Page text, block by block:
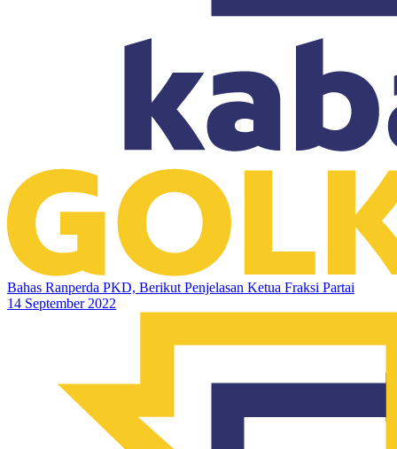
Bahas Ranperda PKD, Berikut Penjelasan Ketua Fraksi Partai
14 September 2022